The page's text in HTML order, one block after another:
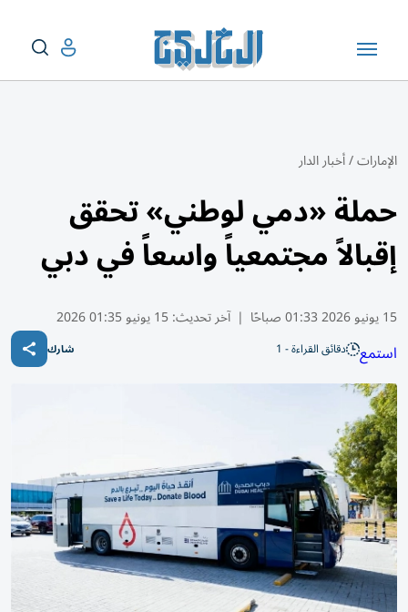
الإمارات/أخبار الدار
حملة «دمي لوطني» تحقق
إقبالاً مجتمعياً واسعاً في دبي
15 يونيو 2026 01:33 صباحًا | آخر تحديث:15 يونيو 01:35 2026
استمع دقائق القراءة - 1 شارك